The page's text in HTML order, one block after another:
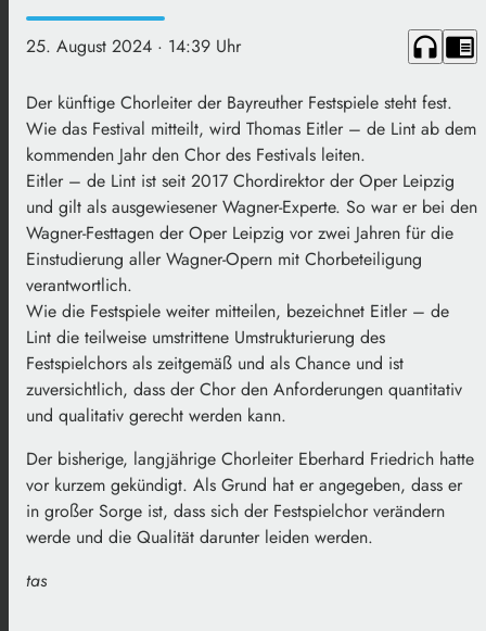
25. August 2024 · 14:39 Uhr headphones chrome_reader_mode
Der künftige Chorleiter der Bayreuther Festspiele steht fest.
Wie das Festival mitteilt, wird Thomas Eitler – de Lint ab dem
kommenden Jahr den Chor des Festivals leiten.
Eitler – de Lint ist seit 2017 Chordirektor der Oper Leipzig
und gilt als ausgewiesener Wagner-Experte. So war er bei den
Wagner-Festtagen der Oper Leipzig vor zwei Jahren für die
Einstudierung aller Wagner-Opern mit Chorbeteiligung
verantwortlich.
Wie die Festspiele weiter mitteilen, bezeichnet Eitler – de
Lint die teilweise umstrittene Umstrukturierung des
Festspielchors als zeitgemäß und als Chance und ist
zuversichtlich, dass der Chor den Anforderungen quantitativ
und qualitativ gerecht werden kann.
Der bisherige, langjährige Chorleiter Eberhard Friedrich hatte
vor kurzem gekündigt. Als Grund hat er angegeben, dass er
in großer Sorge ist, dass sich der Festspielchor verändern
werde und die Qualität darunter leiden werden.
tas